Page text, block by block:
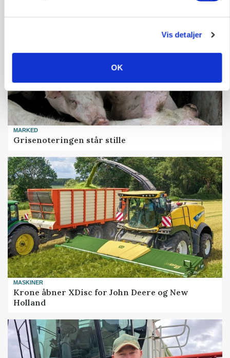
Vis detaljer
OK
MARKED
Grisenoteringen står stille
MASKINER
Krone åbner XDisc for John Deere og New
Holland